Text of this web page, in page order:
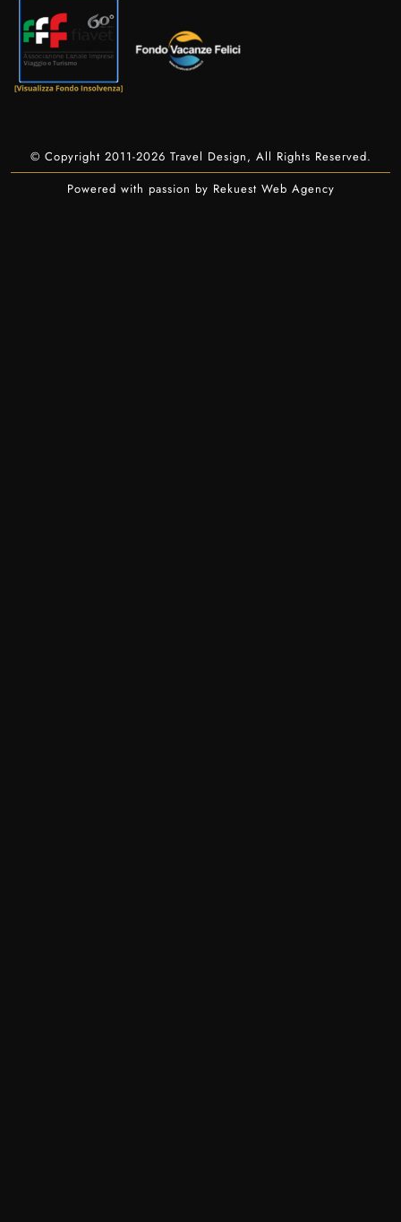
© Copyright 2011-2026 Travel Design, All Rights Reserved.
Powered with passion by Rekuest Web Agency